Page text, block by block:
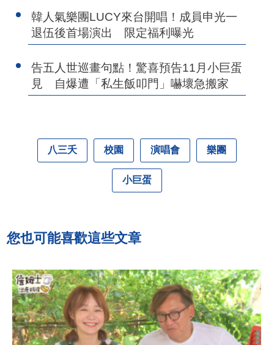
韓人氣樂團LUCY來台開唱！成員申光一
退伍後首場演出 限定福利曝光
告五人世巡畫句點！驚喜預告11月小巨蛋
見 自爆遭「私生飯叩門」嚇壞急搬家
八三夭 校園 演唱會 樂團
小巨蛋
您也可能喜歡這些文章